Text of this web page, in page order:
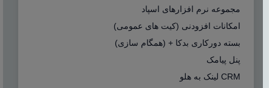
مجموعه نرم افزارهای اسپاد
امکانات افزودنی (کیت های عمومی)
بسته دورکاری بدکا + (همگام سازی)
پنل پیامک
CRM لینک به هلو